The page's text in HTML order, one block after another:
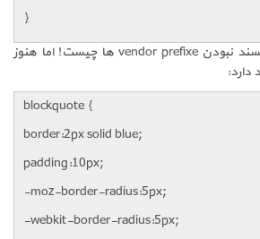
}
می‌بینید که دلیل همه پسند نبودن vendor prefixe ها چیست! اما هنوز
دارد:
blockquote {
border:2px solid blue;
padding:10px;
-moz-border-radius:5px;
-webkit-border-radius:5px;